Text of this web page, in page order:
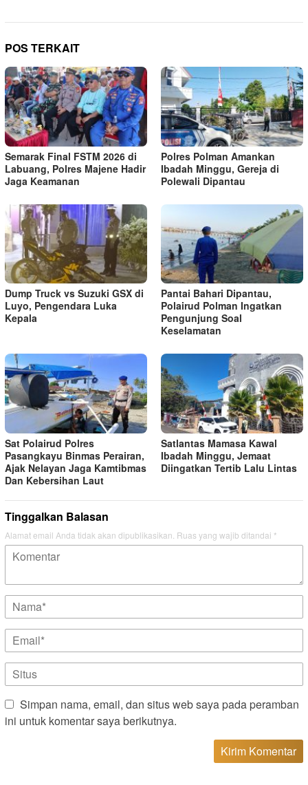
POS TERKAIT
Semarak Final FSTM 2026 di
Labuang, Polres Majene Hadir
Jaga Keamanan
Polres Polman Amankan
Ibadah Minggu, Gereja di
Polewali Dipantau
Dump Truck vs Suzuki GSX di
Luyo, Pengendara Luka
Kepala
Pantai Bahari Dipantau,
Polairud Polman Ingatkan
Pengunjung Soal
Keselamatan
Sat Polairud Polres
Pasangkayu Binmas Perairan,
Ajak Nelayan Jaga Kamtibmas
Dan Kebersihan Laut
Satlantas Mamasa Kawal
Ibadah Minggu, Jemaat
Diingatkan Tertib Lalu Lintas
Tinggalkan Balasan
Alamat email Anda tidak akan dipublikasikan. Ruas yang wajib ditandai *
Simpan nama, email, dan situs web saya pada peramban
ini untuk komentar saya berikutnya.